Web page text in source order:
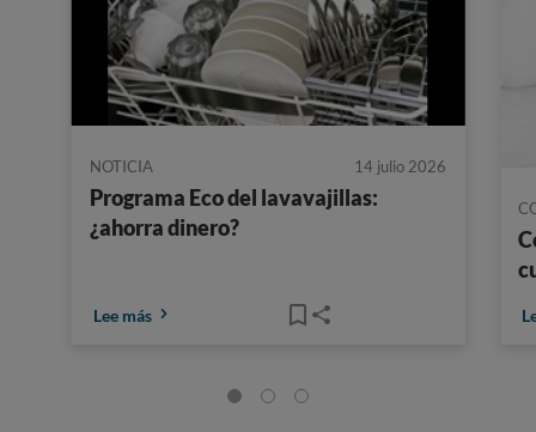
NOTICIA 14 julio 2026
Programa Eco del lavavajillas:
¿ahorra dinero?
Lee más